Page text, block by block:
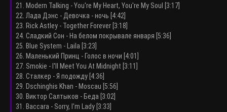
21. Modern Talking - You're My Heart, You're My Soul [3:17]
22. Лада Дэнс - Девочка - ночь [4:42]
23. Rick Astley - Together Forever [3:18]
24. Сладкий Сон - На белом покрывале января [5:36]
25. Blue System - Laila [3:23]
26. Маленький Принц - Голос в ночи [4:01]
27. Smokie - I'll Meet You At Midnight [3:11]
28. Сталкер - Я подожду [4:36]
29. Dschinghis Khan - Moscau [5:56]
30. Виктор Салтыков - Беда [3:02]
31. Baccara - Sorry, I'm Lady [3:33]